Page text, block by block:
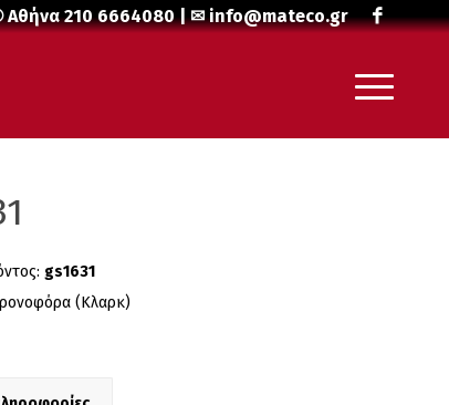
210 6664080| ✉info@mateco.gr
gs1631
(Κλαρκ)